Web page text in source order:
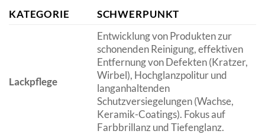
KATEGORIE SCHWERPUNKT
Lackpflege
Entwicklung von Produkten zur
schonenden Reinigung, effektiven
Entfernung von Defekten (Kratzer,
Wirbel), Hochglanzpolitur und
langanhaltenden
Schutzversiegelungen (Wachse,
Keramik-Coatings). Fokus auf
Farbbrillanz und Tiefenglanz.